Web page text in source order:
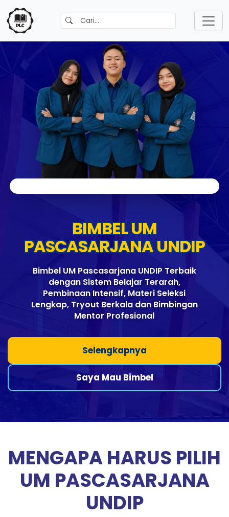
BIMBEL UM
PASCASARJANA UNDIP
Bimbel UM Pascasarjana UNDIP Terbaik
dengan Sistem Belajar Terarah,
Pembinaan Intensif, Materi Seleksi
Lengkap, Tryout Berkala dan Bimbingan
Mentor Profesional
Selengkapnya
Saya Mau Bimbel
MENGAPA HARUS PILIH
UM PASCASARJANA
UNDIP